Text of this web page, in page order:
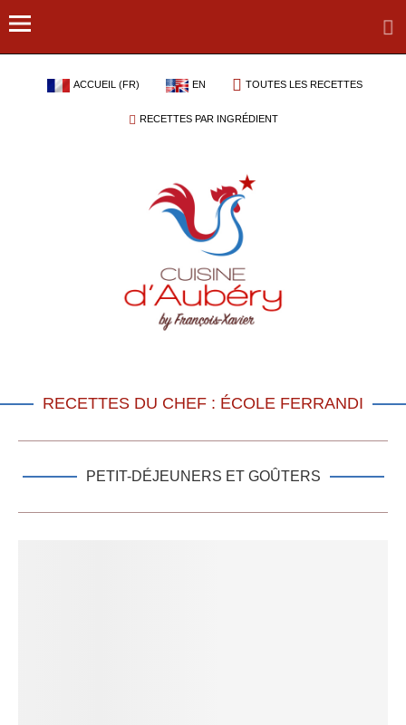
ACCUEIL (FR) EN TOUTES LES RECETTES
RECETTES PAR INGRÉDIENT
RECETTES DU CHEF : ÉCOLE FERRANDI
PETIT-DÉJEUNERS ET GOÛTERS